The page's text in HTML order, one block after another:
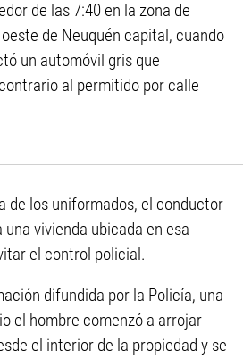
de las 7:40 en la zona de
de Neuquén capital, cuando
un automóvil gris que
al permitido por calle
de los uniformados, el conductor
vivienda ubicada en esa
el control policial.
difundida por la Policía, una
el hombre comenzó a arrojar
el interior de la propiedad y se